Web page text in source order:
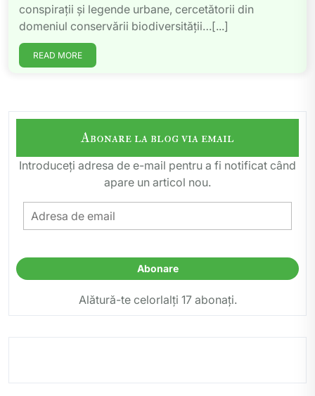
conspirații și legende urbane, cercetătorii din
domeniul conservării biodiversității…[...]
READ MORE
Abonare la blog via email
Introduceți adresa de e-mail pentru a fi notificat când
apare un articol nou.
Adresa
de
Abonare
Alătură-te celorlalți 17 abonați.